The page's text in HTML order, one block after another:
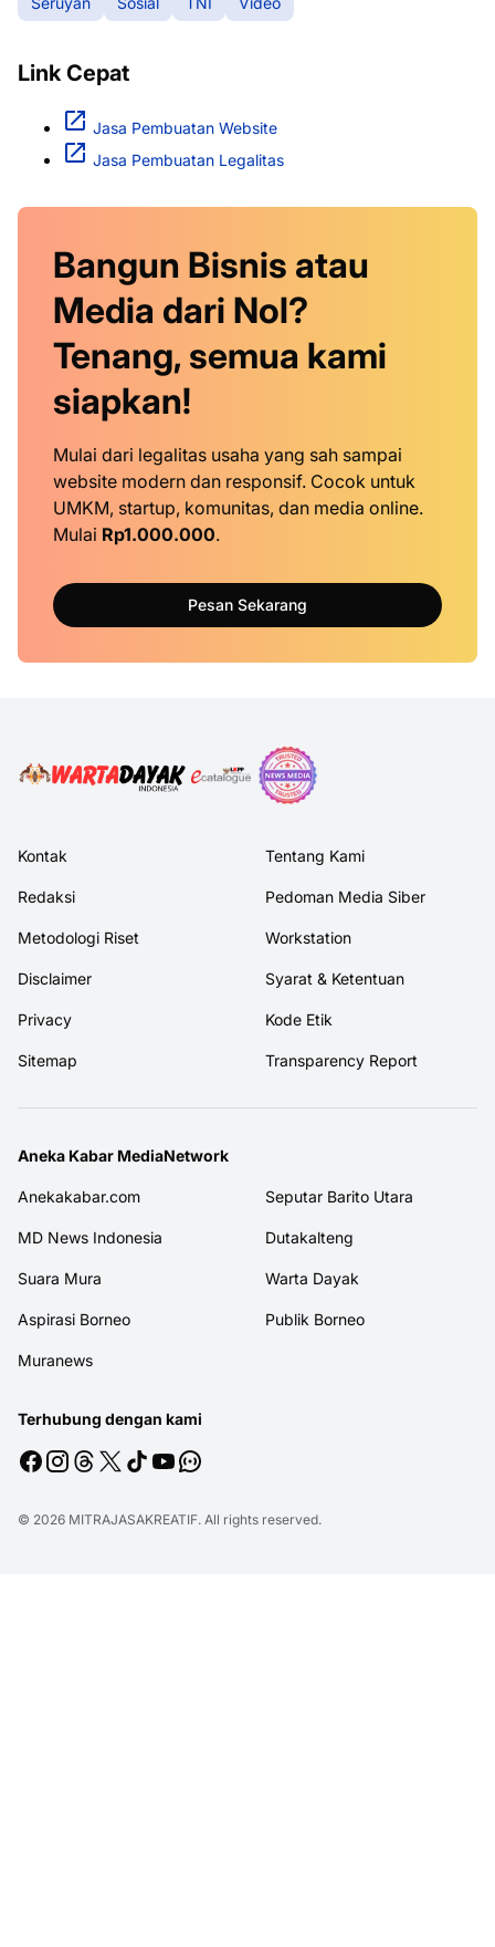
Link Cepat
Jasa Pembuatan Website
Jasa Pembuatan Legalitas
Bangun Bisnis atau
Media dari Nol?
Tenang, semua kami
siapkan!
Mulai dari legalitas usaha yang sah sampai
website modern dan responsif. Cocok untuk
UMKM, startup, komunitas, dan media online.
Mulai Rp1.000.000.
Pesan Sekarang
Kontak Tentang Kami
Redaksi Pedoman Media Siber
Metodologi Riset Workstation
Disclaimer Syarat & Ketentuan
Privacy Kode Etik
Sitemap Transparency Report
Aneka Kabar MediaNetwork
Anekakabar.com Seputar Barito Utara
MD News Indonesia Dutakalteng
Suara Mura Warta Dayak
Aspirasi Borneo Publik Borneo
Muranews
Terhubung dengan kami
© 2026 MITRAJASAKREATIF. All rights reserved.